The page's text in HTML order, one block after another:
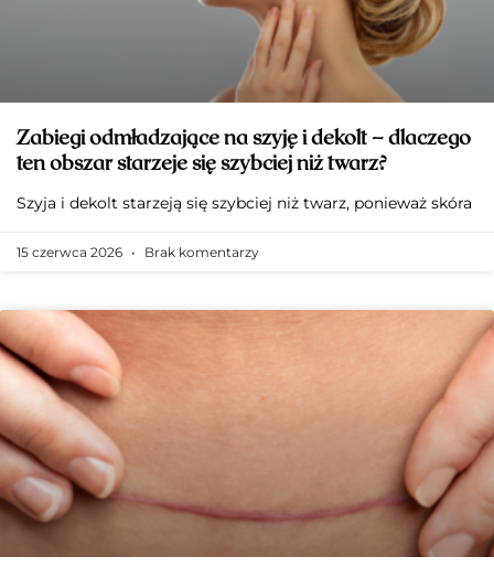
Zabiegi odmładzające na szyję i dekolt – dlaczego
ten obszar starzeje się szybciej niż twarz?
Szyja i dekolt starzeją się szybciej niż twarz, ponieważ skóra
15 czerwca 2026 Brak komentarzy